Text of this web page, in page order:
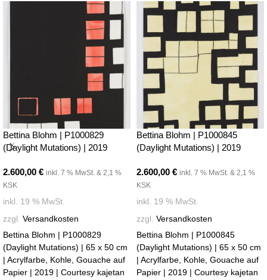
Bettina Blohm | P1000829
(Daylight Mutations) | 2019
2.600,00 € inkl. 7 % MwSt. & 2,1 %
KSK
inkl. 19 % MwSt.
zzgl. Versandkosten
Bettina Blohm | P1000829
(Daylight Mutations) | 65 x 50 cm
| Acrylfarbe, Kohle, Gouache auf
Papier | 2019 | Courtesy kajetan
Bettina Blohm | P1000845
(Daylight Mutations) | 2019
2.600,00 € inkl. 7 % MwSt. & 2,1 %
KSK
inkl. 19 % MwSt.
zzgl. Versandkosten
Bettina Blohm | P1000845
(Daylight Mutations) | 65 x 50 cm
| Acrylfarbe, Kohle, Gouache auf
Papier | 2019 | Courtesy kajetan